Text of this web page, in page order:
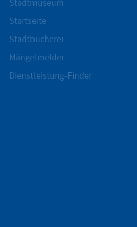
Stadtmuseum
Startseite
Stadtbücherei
Mängelmelder
Dienstleistung-Finder